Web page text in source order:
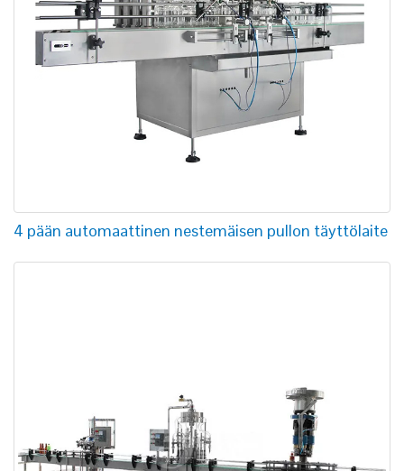
4 pään automaattinen nestemäisen pullon täyttölaite